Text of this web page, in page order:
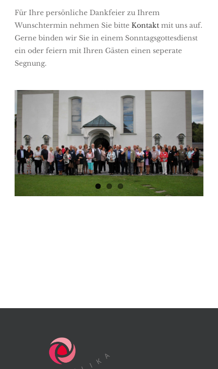
Für Ihre persönliche Dankfeier zu Ihrem
Wunschtermin nehmen Sie bitte Kontakt mit uns auf.
Gerne binden wir Sie in einem Sonntagsgottesdienst
ein oder feiern mit Ihren Gästen einen seperate
Segnung.